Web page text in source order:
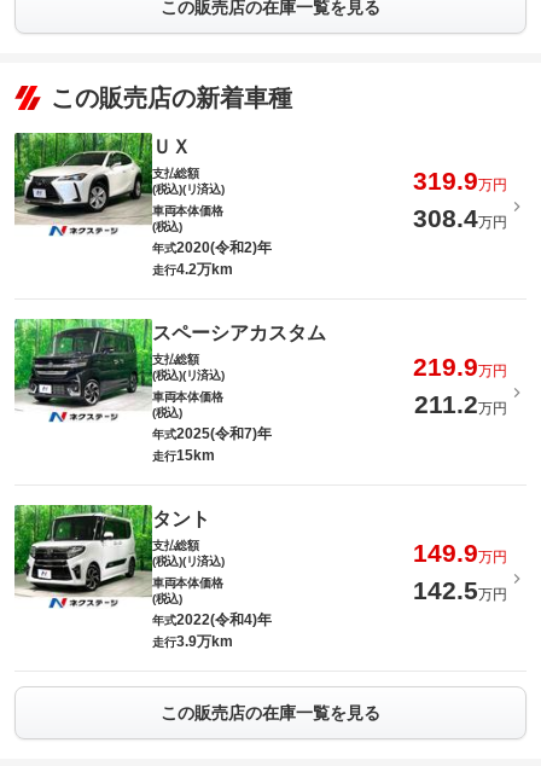
この販売店の在庫一覧を見る
この販売店の新着車種
ＵＸ
支払総額
(税込)(リ済込)
319.9万円
車両本体価格
(税込)
308.4万円
年式2020(令和2)年
走行4.2万km
スペーシアカスタム
支払総額
(税込)(リ済込)
219.9万円
車両本体価格
(税込)
211.2万円
年式2025(令和7)年
走行15km
タント
支払総額
(税込)(リ済込)
149.9万円
車両本体価格
(税込)
142.5万円
年式2022(令和4)年
走行3.9万km
この販売店の在庫一覧を見る